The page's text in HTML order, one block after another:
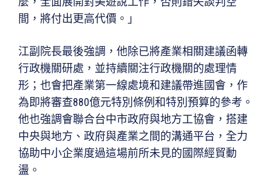
間，將付出更高代價。」
江副院長最後強調，他除已將產業相關建議函轉
行政機關研處，並持續關注行政機關的處理情
形；也會把產業第一線處境和建議帶進國會，作
為即將審查880億元特別條例和特別預算的參考。
他也強調會聯合台中市政府與地方工協會，搭建
中央與地方、政府與產業之間的溝通平台，全力
協助中小企業度過這場前所未見的國際經貿動
盪。